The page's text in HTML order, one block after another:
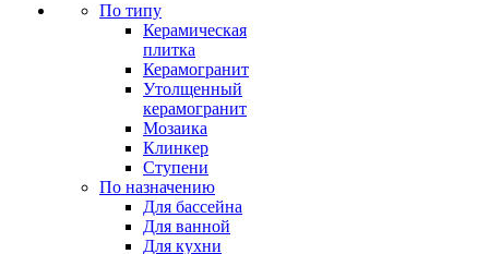
По типу
Керамическая
плитка
Керамогранит
Утолщенный
керамогранит
Мозаика
Клинкер
Ступени
По назначению
Для бассейна
Для ванной
Для кухни